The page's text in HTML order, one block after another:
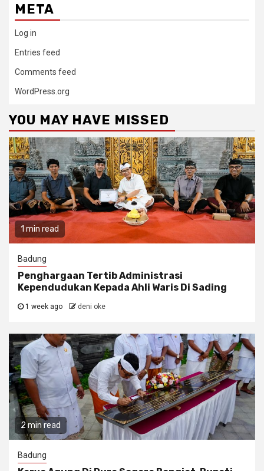
META
Log in
Entries feed
Comments feed
WordPress.org
YOU MAY HAVE MISSED
1 min read
Badung
Penghargaan Tertib Administrasi
Kependudukan Kepada Ahli Waris Di Sading
1 week ago deni oke
2 min read
Badung